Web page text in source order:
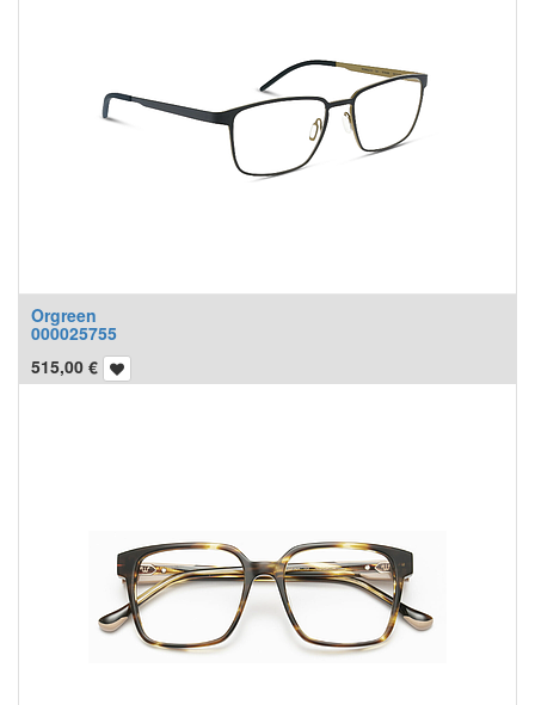
Orgreen
000025755
515,00 €